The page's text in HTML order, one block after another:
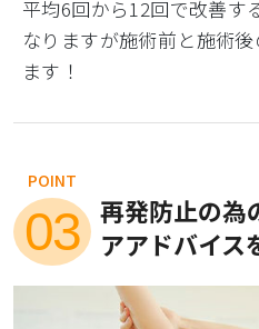
平均6回から12回で改善す
なりますが施術前と施術
ます！
POINT
03 再発防止の為
アアドバイス